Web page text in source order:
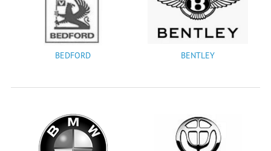
BEDFORD BENTLEY